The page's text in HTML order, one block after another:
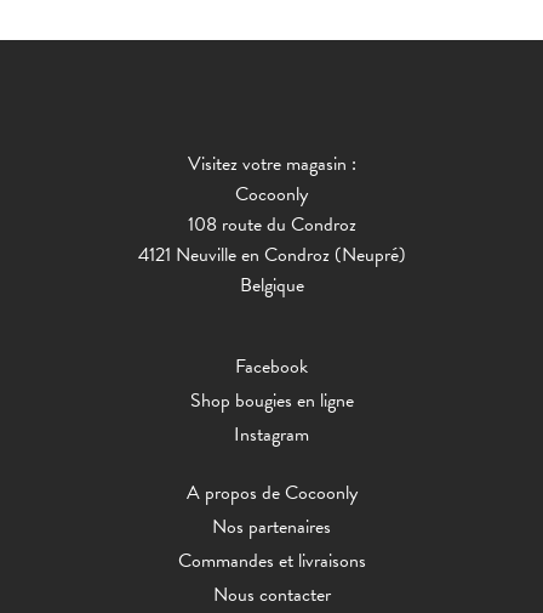
Visitez votre magasin :
Cocoonly
108 route du Condroz
4121 Neuville en Condroz (Neupré)
Belgique
Facebook
Shop bougies en ligne
Instagram
A propos de Cocoonly
Nos partenaires
Commandes et livraisons
Nous contacter